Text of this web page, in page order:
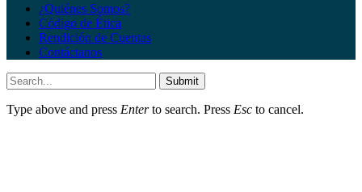
¿Quiénes Somos?
Código de Ética
Rendición de Cuentas
Contáctanos
Submit
Type above and press Enterto search. Press Esc to cancel.